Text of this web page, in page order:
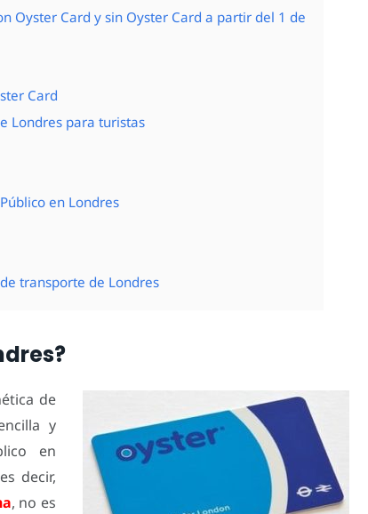
Oyster Card y sin Oyster Card a partir del 1 de
Card
Londres para turistas
en Londres
transporte de Londres
de
y
en
decir,
, no es